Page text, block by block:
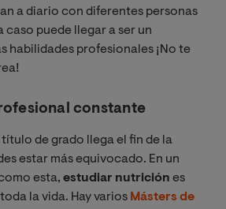
a diario con diferentes personas
caso puede llegar a ser un
habilidades profesionales ¡No te
constante
de grado llega el fin de la
estar más equivocado. En un
esta, estudiar nutrición es
la vida. Hay varios Másters de